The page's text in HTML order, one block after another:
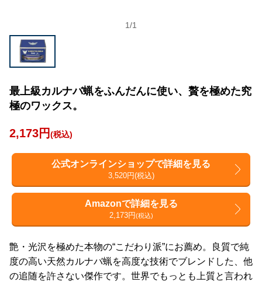
1/1
最上級カルナバ蝋をふんだんに使い、贅を極めた究
極のワックス。
2,173円(税込)
公式オンラインショップで詳細を見る
3,520円(税込)
Amazonで詳細を見る
2,173円(税込)
艶・光沢を極めた本物の“こだわり派”にお薦め。良質で純
度の高い天然カルナバ蝋を高度な技術でブレンドした、他
の追随を許さない傑作です。世界でもっとも上質と言われ